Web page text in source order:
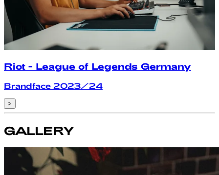
Riot - League of Legends Germany
Brandface 2023/24
>
GALLERY